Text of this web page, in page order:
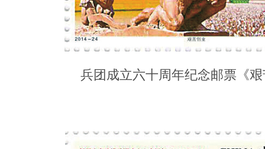
兵团成立六十周年纪念邮票《